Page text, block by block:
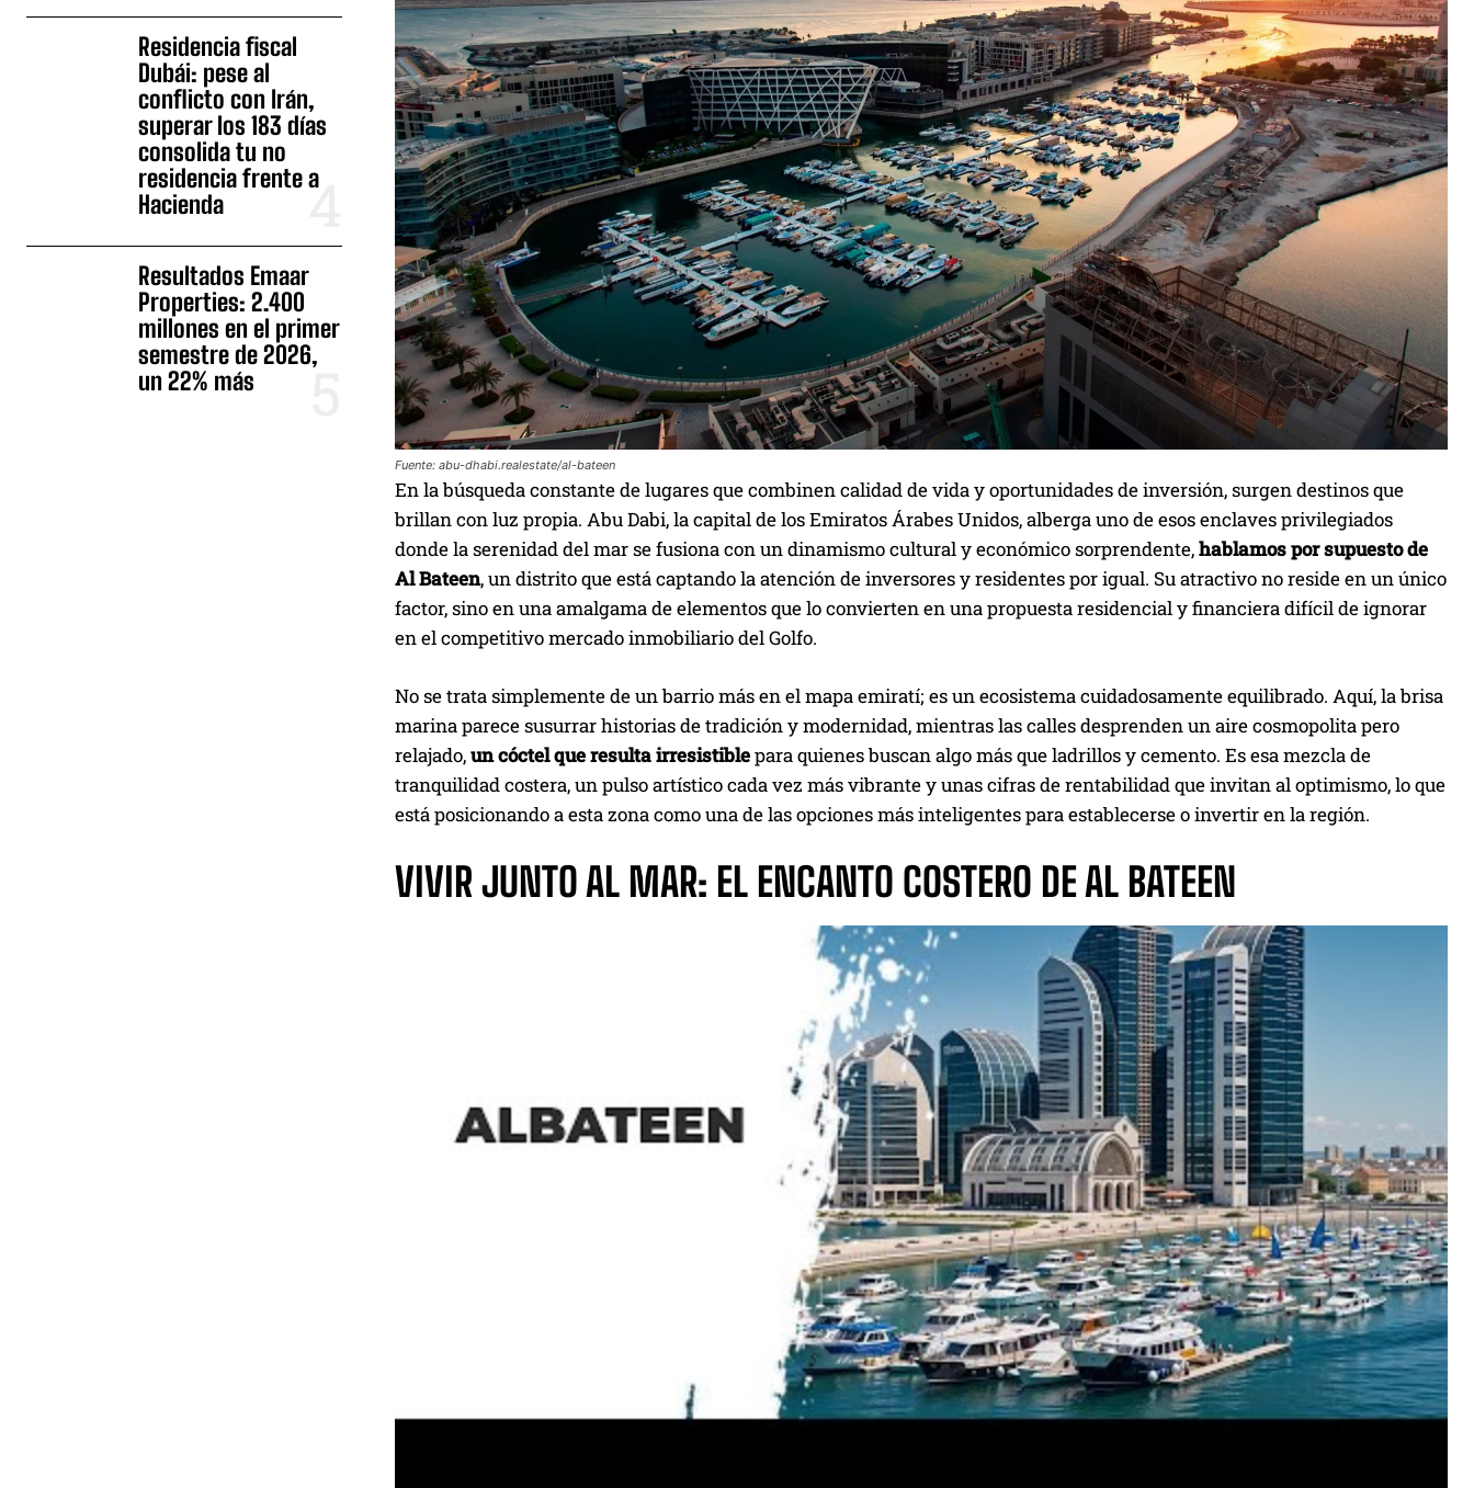
Residencia fiscal
Dubái: pese al
conflicto con Irán,
superar los 183 días
consolida tu no
residencia frente a
Hacienda
Resultados Emaar
Properties: 2.400
millones en el primer
semestre de 2026,
un 22% más
Fuente: abu-dhabi.realestate/al-bateen
En la búsqueda constante de lugares que combinen calidad de vida y oportunidades de inversión, surgen destinos que
brillan con luz propia. Abu Dabi, la capital de los Emiratos Árabes Unidos, alberga uno de esos enclaves privilegiados
donde la serenidad del mar se fusiona con un dinamismo cultural y económico sorprendente,hablamos por supuesto de
Al Bateen, un distrito que está captando la atención de inversores y residentes por igual. Su atractivo no reside en un único
factor, sino en una amalgama de elementos que lo convierten en una propuesta residencial y financiera difícil de ignorar
en el competitivo mercado inmobiliario del Golfo.
No se trata simplemente de un barrio más en el mapa emiratí; es un ecosistema cuidadosamente equilibrado. Aquí, la brisa
marina parece susurrar historias de tradición y modernidad, mientras las calles desprenden un aire cosmopolita pero
relajado,un cóctel que resulta irresistiblepara quienes buscan algo más que ladrillos y cemento. Es esa mezcla de
tranquilidad costera, un pulso artístico cada vez más vibrante y unas cifras de rentabilidad que invitan al optimismo, lo que
está posicionando a esta zona como una de las opciones más inteligentes para establecerse o invertir en la región.
VIVIR JUNTO AL MAR: EL ENCANTO COSTERO DE AL BATEEN